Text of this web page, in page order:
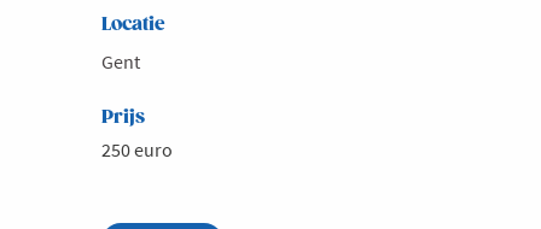
Locatie
Gent
Prijs
250 euro